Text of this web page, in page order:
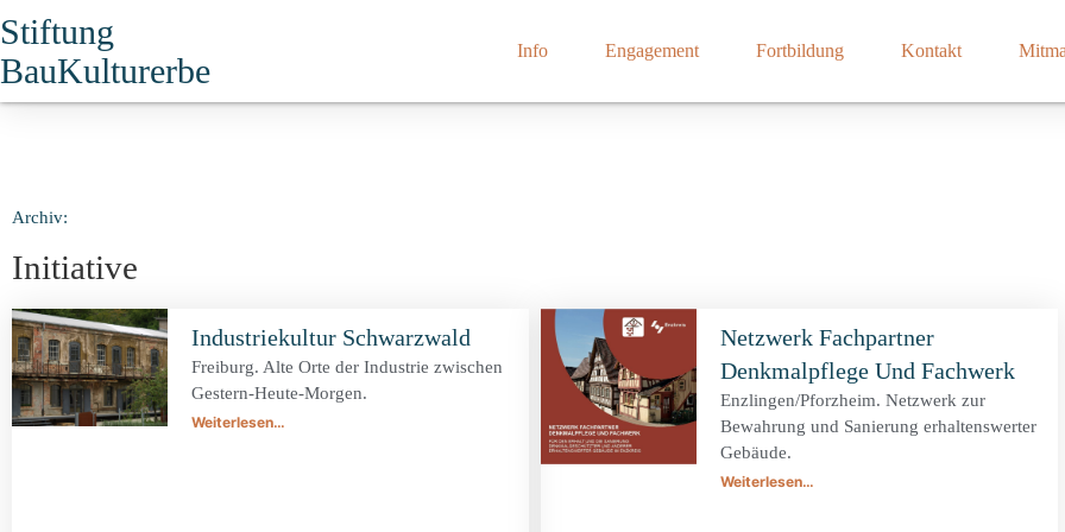
Stiftung
BauKulturerbe
Info Engagement Fortbildung Kontakt
Archiv:
Initiative
Industriekultur Schwarzwald
Freiburg. Alte Orte der Industrie zwischen
Gestern-Heute-Morgen.
Weiterlesen…
Netzwerk Fachpartner
Denkmalpflege Und Fachwerk
Enzlingen/Pforzheim. Netzwerk zur
Bewahrung und Sanierung erhaltenswerter
Gebäude.
Weiterlesen…